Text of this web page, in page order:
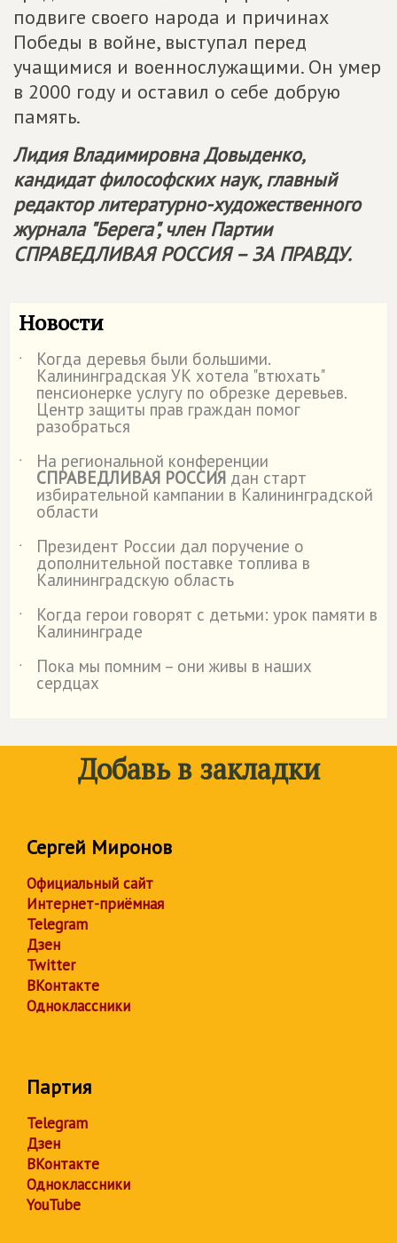
подвиге своего народа и причинах
Победы в войне, выступал перед
учащимися и военнослужащими. Он умер
в 2000 году и оставил о себе добрую
память.
Лидия Владимировна Довыденко,
кандидат философских наук, главный
редактор литературно-художественного
журнала "Берега", член Партии
СПРАВЕДЛИВАЯ РОССИЯ – ЗА ПРАВДУ.
Новости
˙ Когда деревья были большими.
Калининградская УК хотела "втюхать"
пенсионерке услугу по обрезке деревьев.
Центр защиты прав граждан помог
разобраться
˙
На региональной конференции
СПРАВЕДЛИВАЯ РОССИЯ дан старт
избирательной кампании в Калининградской
области
˙
Президент России дал поручение о
дополнительной поставке топлива в
Калининградскую область
˙
Когда герои говорят с детьми: урок памяти в
Калининграде
˙
Пока мы помним – они живы в наших
сердцах
Добавь в закладки
Сергей Миронов
Официальный сайт
Интернет-приёмная
Telegram
Дзен
Twitter
ВКонтакте
Одноклассники
Партия
Telegram
Дзен
ВКонтакте
Одноклассники
YouTube